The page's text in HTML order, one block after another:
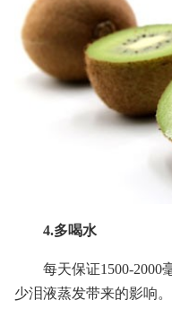
4.多喝水
每天保证1500-2000
少泪液蒸发带来的影响。